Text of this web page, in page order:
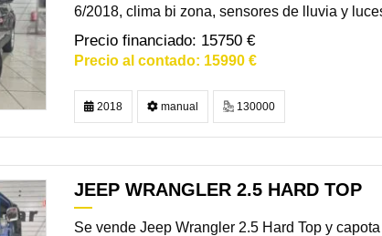
6/2018, clima bi zona, sensores de lluvia y
15750 €
15990 €
2018 manual 130000
JEEP WRANGLER 2.5 HARD TOP
Se vende Jeep Wrangler 2.5 Hard Top y